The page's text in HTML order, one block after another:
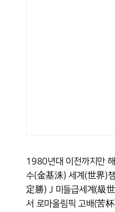
1980년대 이전까지만
수(金基洙) 세계(世界)챔
定勝) J 미들급세계(級
서 로마올림픽 고배(苦